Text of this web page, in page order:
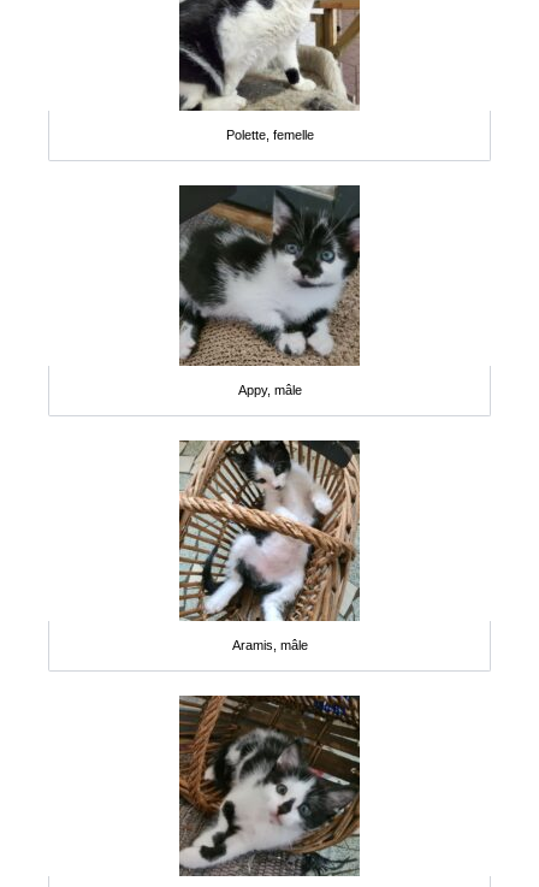
Polette, femelle
Appy, mâle
Aramis, mâle